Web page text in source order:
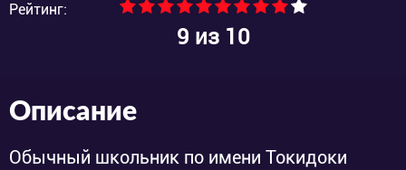
Рейтинг:
9 из 10
Описание
Обычный школьник по имени Токидоки